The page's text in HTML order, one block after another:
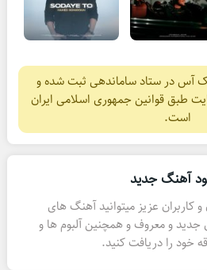
آس در ستاد ساماندهی ثبت شده و
طبق قوانین جمهوری اسلامی ایران
است.
آهنگ جدید
عزیز میتوانید آهنگ های
و معروف و همچنین آلبوم ها و
خود را دریافت کنید.